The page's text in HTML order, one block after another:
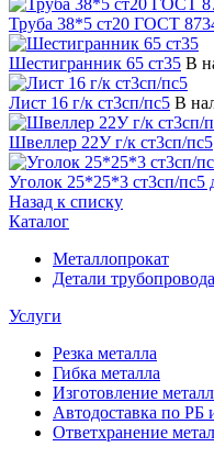
Труба 38*5 ст20 ГОСТ
Шестигранник 65 ст35 В
Лист 16 г/к ст3сп/пс5 В
Швеллер 22У г/к ст3сп/пс5
Уголок 25*25*3 ст3сп/пс5
Назад к списку
Каталог
Металлопрокат
Детали трубопровода
Услуги
Резка металла
Гибка металла
Изготовление
Автодоставка по РБ
Ответхранение